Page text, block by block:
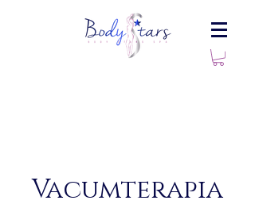
Vacumterapia